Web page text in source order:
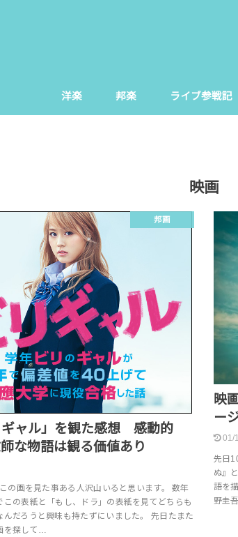
洋楽 邦楽 ライブ参戦記
映画
邦画
ギャル」を観た感想 感動的
な物語は観る価値あり
の画を見た事ある人沢山いると思います。 数年
この表紙と「もし、ドラ」の表紙を見てどちらも
んだろうと興味も持たずにいました。 先日たまた
を探して…
映
ー
01/
先日
ぬ』
語を
野圭